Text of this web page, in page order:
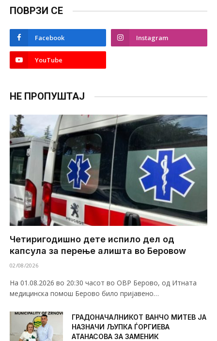
ПОВРЗИ СЕ
Facebook Instagram
YouTube
НЕ ПРОПУШТАЈ
Четиригодишно дете испило дел од
капсула за перење алишта во Беровоw
02/08/2026
На 01.08.2026 во 20:30 часот во ОВР Берово, од Итната
медицинска помош Берово било пријавено…
ГРАДОНАЧАЛНИКОТ ВАНЧО МИТЕВ ЈА
НАЗНАЧИ ЉУПКА ЃОРГИЕВА
АТАНАСОВА ЗА ЗАМЕНИК